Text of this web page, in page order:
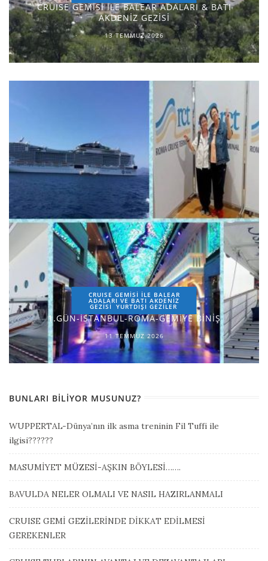
CRUISE GEMİSİ İLE BALEAR ADALARI & BATI
AKDENİZ GEZİSİ
13 TEMMUZ 2026
CRUISE GEMİSİ İLE BALEAR
ADALARI VE BATI AKDENİZ
GEZİSİ YURTDIŞI GEZILER
1.GÜN-İSTANBUL-ROMA-GEMİYE BİNİŞ
11 TEMMUZ 2026
BUNLARI BILIYOR MUSUNUZ?
WUPPERTAL-Dünya’nın ilk asma treninin Fil Tuffi ile
ilgisi??????
MASUMİYET MÜZESİ-AŞKIN BÖYLESİ…….
BAVULDA NELER OLMALI VE NASIL HAZIRLANMALI
CRUISE GEMİ GEZİLERİNDE DİKKAT EDİLMESİ
GEREKENLER